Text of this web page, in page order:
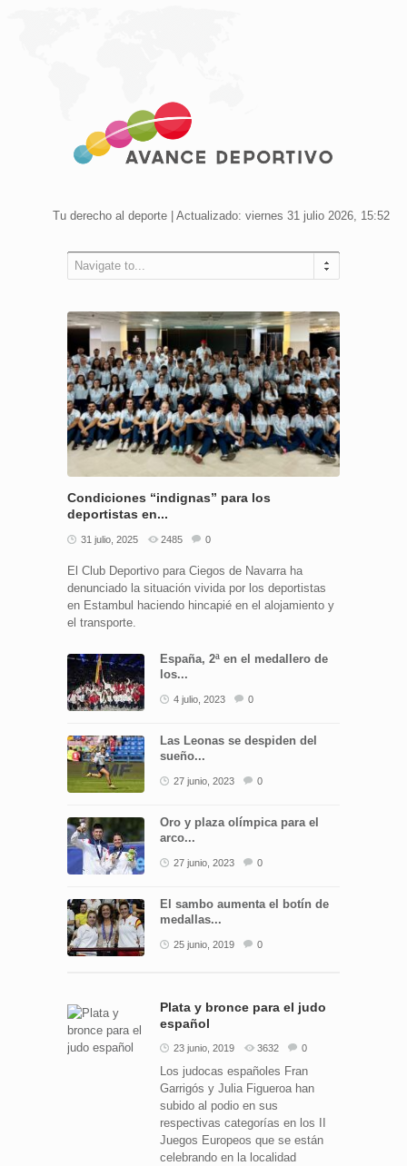
Tu derecho al deporte | Actualizado: viernes 31 julio 2026, 15:52
Navigate to...
Condiciones “indignas” para los
deportistas en...
31 julio, 2025 2485 0
El Club Deportivo para Ciegos de Navarra ha
denunciado la situación vivida por los deportistas
en Estambul haciendo hincapié en el alojamiento y
el transporte.
España, 2ª en el medallero de
los...
4 julio, 2023 0
Las Leonas se despiden del
sueño...
27 junio, 2023 0
Oro y plaza olímpica para el
arco...
27 junio, 2023 0
El sambo aumenta el botín de
medallas...
25 junio, 2019 0
Plata y bronce para el judo
español
23 junio, 2019 3632 0
Los judocas españoles Fran
Garrigós y Julia Figueroa han
subido al podio en sus
respectivas categorías en los II
Juegos Europeos que se están
celebrando en la localidad